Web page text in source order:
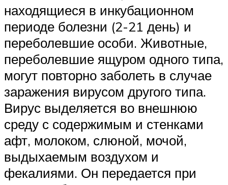
находящиеся в инкубационном
периоде болезни (2-21 день) и
переболевшие особи. Животные,
переболевшие ящуром одного типа,
могут повторно заболеть в случае
заражения вирусом другого типа.
Вирус выделяется во внешнюю
среду с содержимым и стенками
афт, молоком, слюной, мочой,
выдыхаемым воздухом и
фекалиями. Он передается при